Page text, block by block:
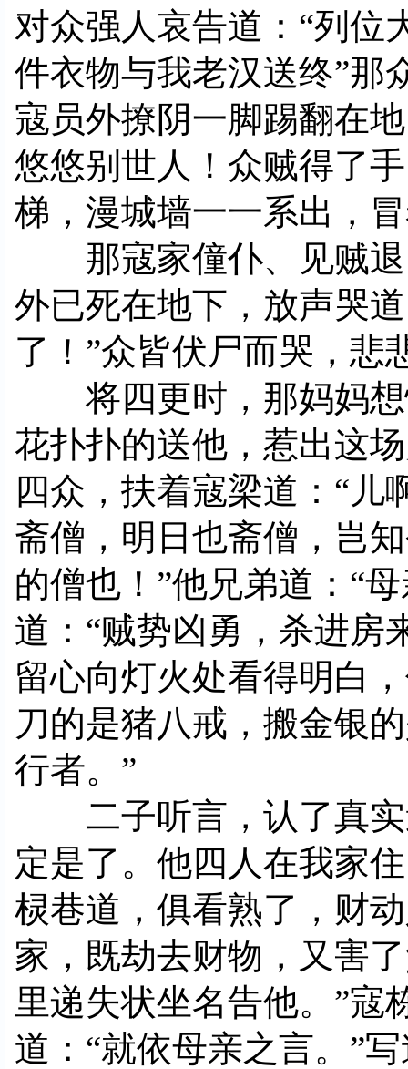
对众强人哀告道：“列位
件衣物与我老汉送终”那
寇员外撩阴一脚踢翻在
悠悠别世人！众贼得了
梯，漫城墙一一系出，
那寇家僮仆、见贼退
外已死在地下，放声哭
了！”众皆伏尸而哭，悲
将四更时，那妈妈想
花扑扑的送他，惹出这
四众，扶着寇梁道：“儿
斋僧，明日也斋僧，岂
的僧也！”他兄弟道：“
道：“贼势凶勇，杀进房
留心向灯火处看得明白
刀的是猪八戒，搬金银
行者。”
二子听言，认了真实
定是了。他四人在我家
棂巷道，俱看熟了，财
家，既劫去财物，又害
里递失状坐名告他。”寇
道：“就依母亲之言。”